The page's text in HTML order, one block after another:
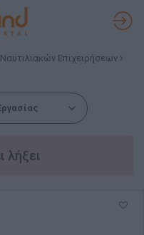
Επιχειρήσεων
λήξει